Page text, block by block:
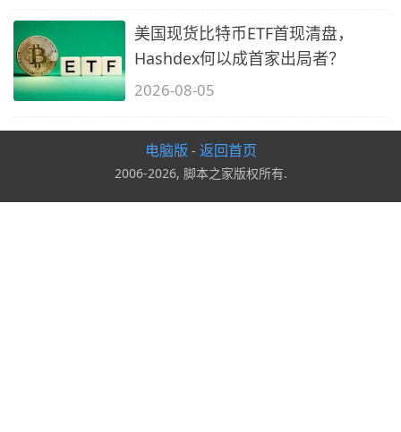
美国现货比特币ETF首现清盘，
Hashdex何以成首家出局者？
2026-08-05
电脑版 - 返回首页
2006-2026, 脚本之家版权所有.